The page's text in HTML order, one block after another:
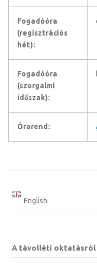
Fogadóóra
(regisztrációs
hét):
Fogadóóra
(szorgalmi
időszak):
Órarend:
English
A távolléti oktatásról